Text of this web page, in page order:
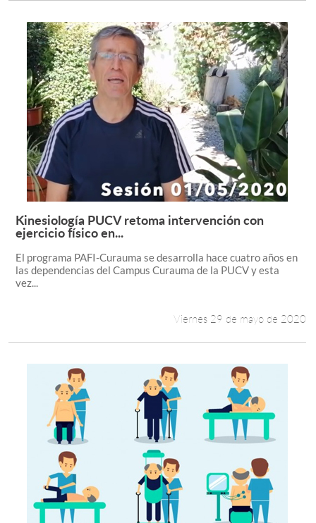
Leer más +
Kinesiología PUCV retoma intervención con
ejercicio físico en...
El programa PAFI-Curauma se desarrolla hace cuatro años en
las dependencias del Campus Curauma de la PUCV y esta
vez...
Viernes 29 de mayo de 2020